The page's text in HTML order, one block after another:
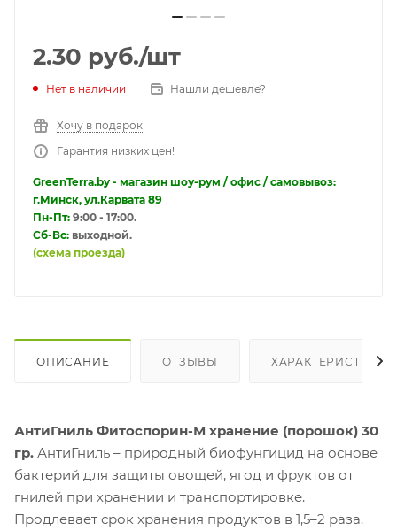
2.30 руб./шт
Нет в наличии Нашли дешевле?
Хочу в подарок
Гарантия низких цен!
GreenTerra.by - магазин шоу-рум / офис / самовывоз:
г.Минск, ул.Карвата 89
Пн-Пт: 9:00 - 17:00.
Сб-Вс: выходной.
(схема проезда)
ОПИСАНИЕ ОТЗЫВЫ ХАРАКТЕРИСТИКИ
АнтиГниль Фитоспорин-М хранение (порошок) 30
гр. АнтиГниль – природный биофунгицид на основе
бактерий для защиты овощей, ягод и фруктов от
гнилей при хранении и транспортировке.
Продлевает срок хранения продуктов в 1,5–2 раза.